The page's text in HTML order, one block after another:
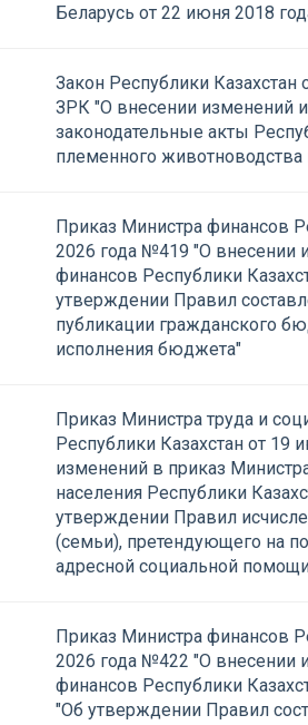
Беларусь от 22 июня 2018
Закон Республики
ЗРК "О внесении изменений
законодательные акты
племенного животноводства
Приказ Министра финансов
2026 года №419 "О внесении
финансов Республики
утверждении Правил
публикации гражданского
исполнения бюджета"
Приказ Министра труда и
Республики Казахстан от
изменений в приказ
населения Республики
утверждении Правил
(семьи), претендующего на
адресной социальной
Приказ Министра финансов
2026 года №422 "О внесении
финансов Республики
"Об утверждении Правил